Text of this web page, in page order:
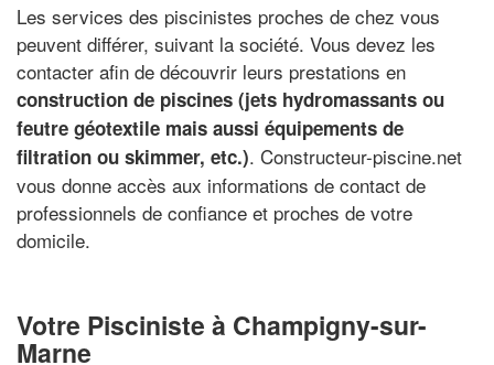
Les services des piscinistes proches de chez vous
peuvent différer, suivant la société. Vous devez les
contacter afin de découvrir leurs prestations en
construction de piscines (jets hydromassants ou
feutre géotextile mais aussi équipements de
filtration ou skimmer, etc.). Constructeur-piscine.net
vous donne accès aux informations de contact de
professionnels de confiance et proches de votre
domicile.
Votre Pisciniste à Champigny-sur-
Marne